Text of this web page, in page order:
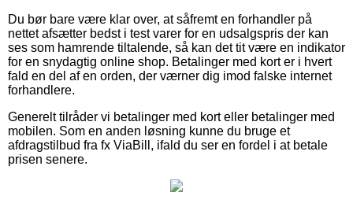
Du bør bare være klar over, at såfremt en forhandler på
nettet afsætter bedst i test varer for en udsalgspris der kan
ses som hamrende tiltalende, så kan det tit være en indikator
for en snydagtig online shop. Betalinger med kort er i hvert
fald en del af en orden, der værner dig imod falske internet
forhandlere.
Generelt tilråder vi betalinger med kort eller betalinger med
mobilen. Som en anden løsning kunne du bruge et
afdragstilbud fra fx ViaBill, ifald du ser en fordel i at betale
prisen senere.